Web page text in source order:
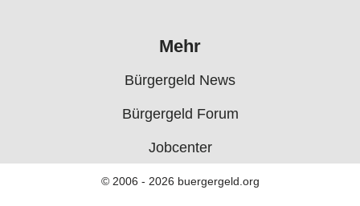
Mehr
Bürgergeld News
Bürgergeld Forum
Jobcenter
© 2006 - 2026 buergergeld.org